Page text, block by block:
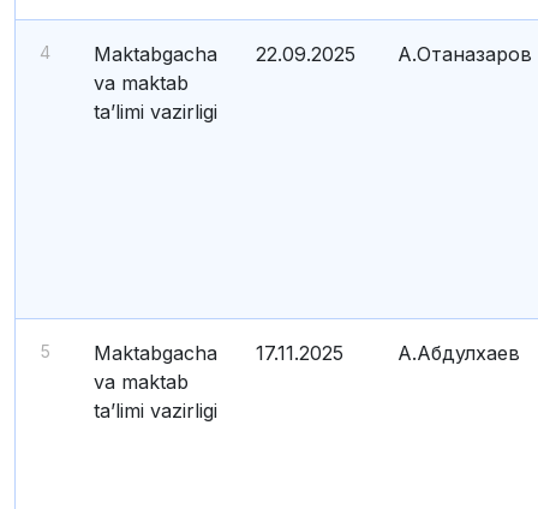
4
Maktabgacha
va maktab
ta’limi vazirligi
22.09.2025 А.Отаназаров
5
Maktabgacha
va maktab
ta’limi vazirligi
17.11.2025 А.Абдулхаев